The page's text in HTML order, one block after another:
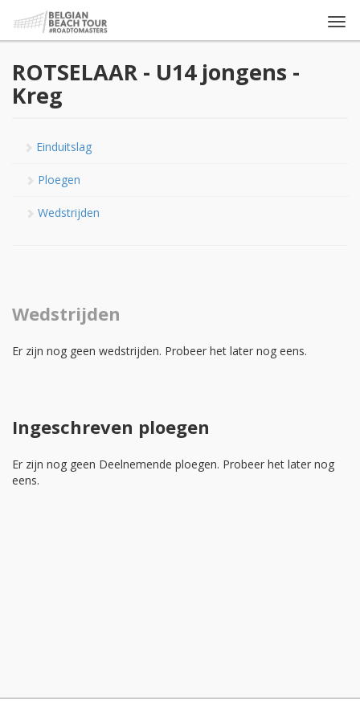
ROTSELAAR - U14 jongens -
Kreg
Einduitslag
Ploegen
Wedstrijden
Wedstrijden
Er zijn nog geen wedstrijden. Probeer het later nog eens.
Ingeschreven ploegen
Er zijn nog geen Deelnemende ploegen. Probeer het later nog
eens.